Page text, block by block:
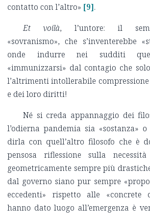
contatto con l’altro» [9].
Et voilà, l’untore: il
«sovranismo», che s’inventerebbe
onde indurre nei sudditi
«immunizzarsi» dal contagio che
l’altrimenti intollerabile
e dei loro diritti!
Né si creda appannaggio dei
l’odierna pandemia sia «sostanza»
dirla con quell’altro filosofo che è
pensosa riflessione sulla
geometricamente sempre più
dal governo siano pur sempre
eccedenti» rispetto alle «concrete
hanno dato luogo all’emergenza è